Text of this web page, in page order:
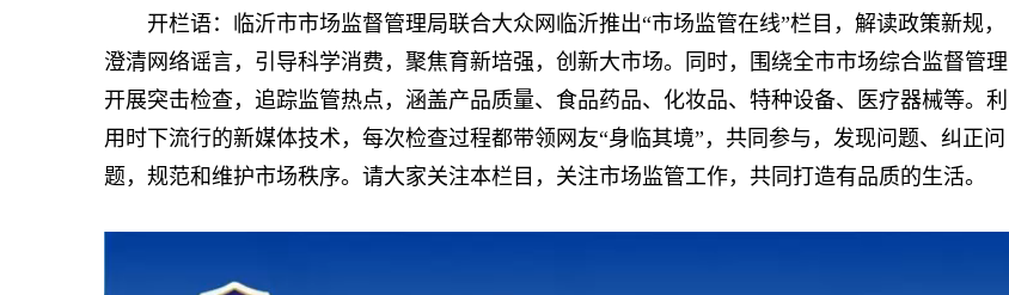
开栏语：临沂市市场监督管理局联合大众网临沂推出“市场监管在线”栏目，解读政策新规，
澄清网络谣言，引导科学消费，聚焦育新培强，创新大市场。同时，围绕全市市场综合监督管理
开展突击检查，追踪监管热点，涵盖产品质量、食品药品、化妆品、特种设备、医疗器械等。利
用时下流行的新媒体技术，每次检查过程都带领网友“身临其境”，共同参与，发现问题、纠正问
题，规范和维护市场秩序。请大家关注本栏目，关注市场监管工作，共同打造有品质的生活。